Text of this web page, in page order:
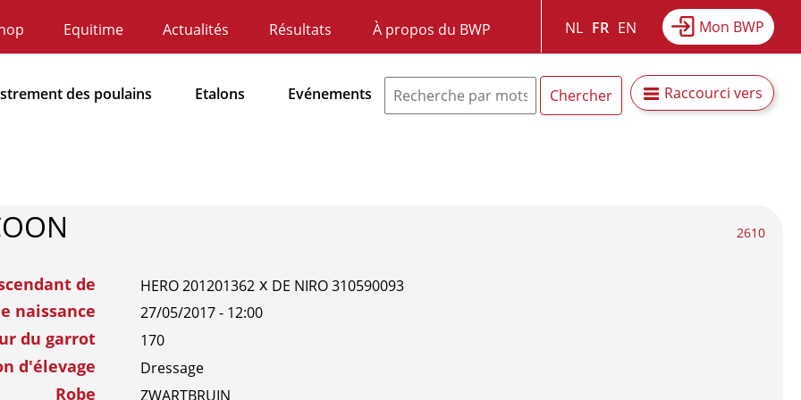
Mon BWP
NL FR EN
Equitime Actualités Résultats À propos du BWP
des poulains Etalons Evénements Raccourci vers
de HERO 201201362 x DE NIRO 310590093
naissance 27/05/2017 - 12:00
du garrot 170
d'élevage Dressage
Robe ZWARTBRUIN
2610